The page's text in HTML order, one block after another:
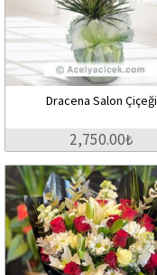
Dracena Salon Çiçeği
2,750.00₺